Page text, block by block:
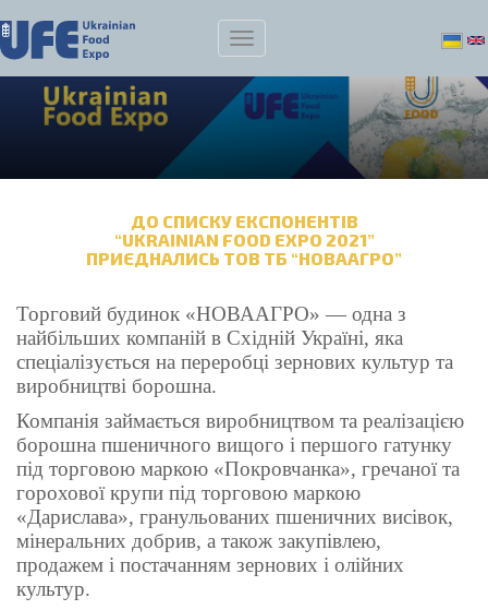
ДО СПИСКУ ЕКСПОНЕНТІВ
“UKRAINIAN FOOD EXPO 2021”
ПРИЄДНАЛИСЬ ТОВ ТБ “НОВААГРО”
Торговий будинок «НОВААГРО» — одна з
найбільших компаній в Східній Україні, яка
спеціалізується на переробці зернових культур та
виробництві борошна.
Компанія займається виробництвом та реалізацією
борошна пшеничного вищого і першого гатунку
під торговою маркою «Покровчанка», гречаної та
горохової крупи під торговою маркою
«Дарислава», гранульованих пшеничних висівок,
мінеральних добрив, а також закупівлею,
продажем і постачанням зернових і олійних
культур.